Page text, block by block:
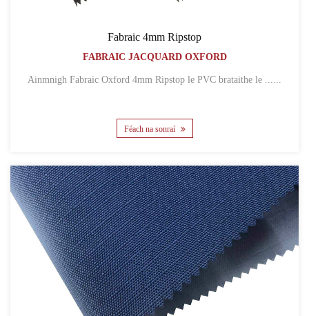
Fabraic 4mm Ripstop
FABRAIC JACQUARD OXFORD
Ainmnigh Fabraic Oxford 4mm Ripstop le PVC brataithe le ......
Féach na sonraí